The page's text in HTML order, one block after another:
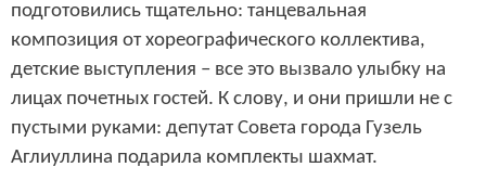
подготовились тщательно: танцевальная
композиция от хореографического коллектива,
детские выступления – все это вызвало улыбку на
лицах почетных гостей. К слову, и они пришли не с
пустыми руками: депутат Совета города Гузель
Аглиуллина подарила комплекты шахмат.